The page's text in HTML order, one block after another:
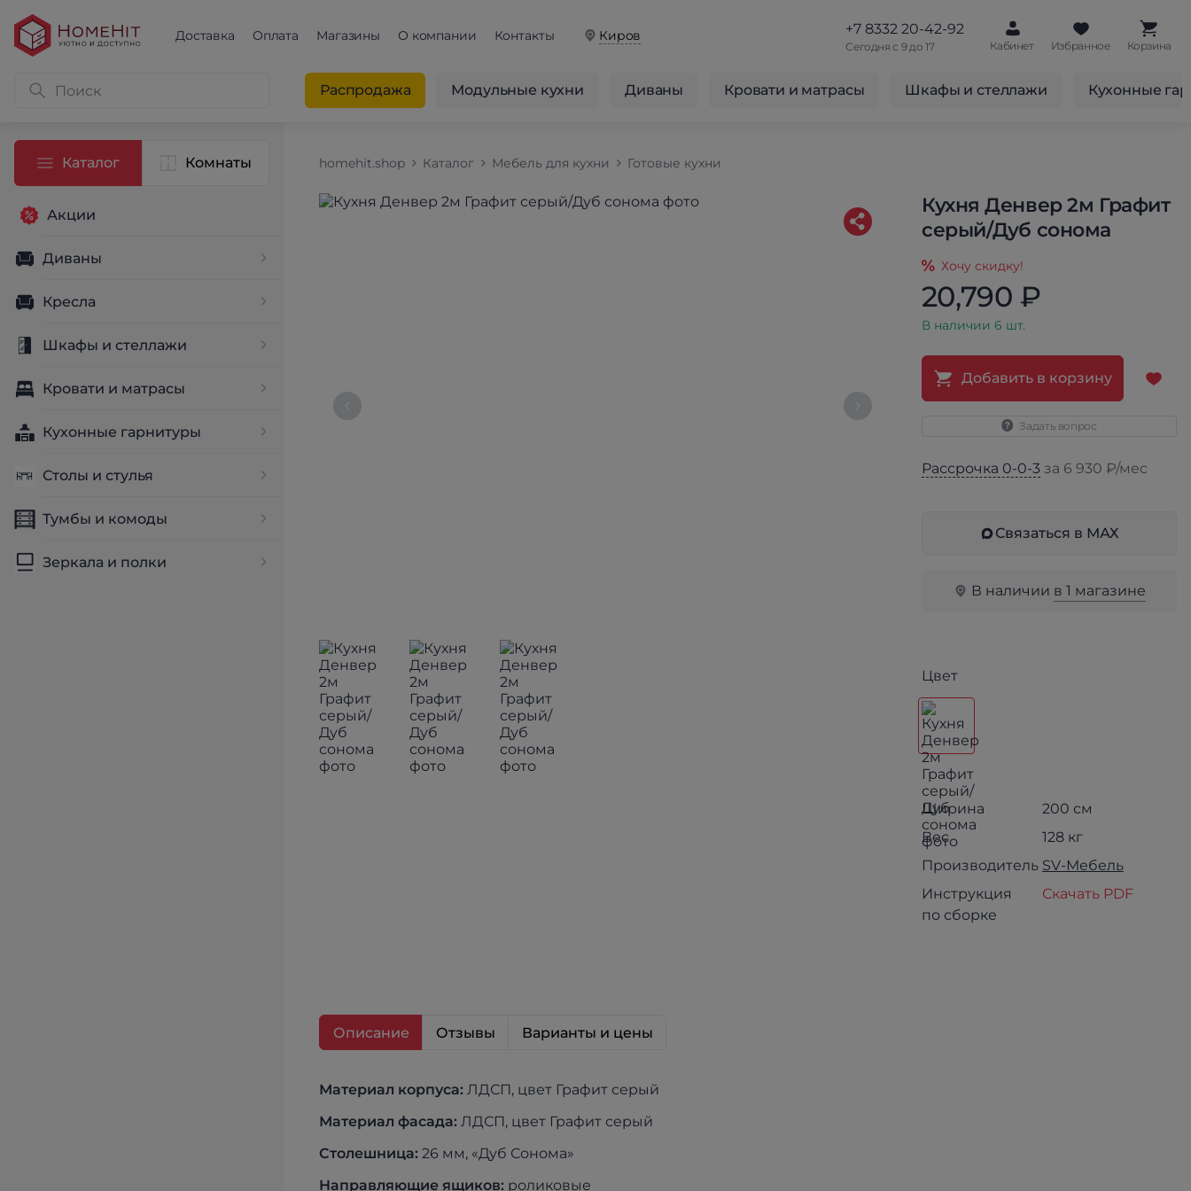
Доставка Оплата Магазины О компании Контакты Киров +7 8332 20-42-92
Сегодня с 9 до 17 Кабинет Избранное Корзина
Распродажа Модульные кухни Диваны Кровати и матрасы Шкафы и стеллажи Кухонные
Каталог Комнаты
Акции
Диваны
Кресла
Шкафы и стеллажи
Кровати и матрасы
Кухонные гарнитуры
Столы и стулья
Тумбы и комоды
Зеркала и полки
homehit.shop Каталог Мебель для кухни Готовые кухни
Кухня Денвер 2м Графит
серый/Дуб сонома
Хочу скидку!
20,790 ₽
В наличии 6 шт.
Добавить в корзину
Задать вопрос
Рассрочка 0-0-3 за 6 930 ₽/мес
Связаться в МАХ
В наличии в 1 магазине
Цвет
Ширина
200 см
Вес
128 кг
Производитель SV-Мебель
Инструкция
по сборке
Скачать PDF
Описание Отзывы Варианты и цены
Материал корпуса: ЛДСП, цвет Графит серый
Материал фасада: ЛДСП, цвет Графит серый
Столешница: 26 мм, «Дуб Сонома»
Направляющие ящиков: роликовые